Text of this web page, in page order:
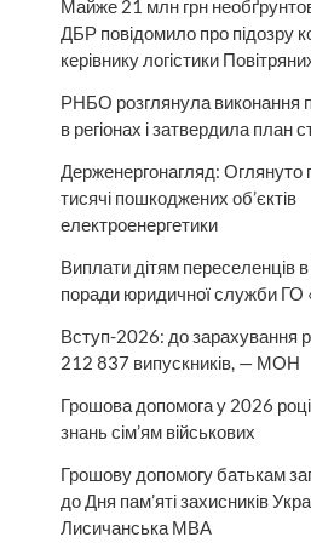
Майже 21 млн грн
ДБР повідомило про підозру
керівнику логістики
РНБО розглянула виконання
в регіонах і затвердила план
Держенергонагляд: Оглянуто
тисячі пошкоджених об’єктів
електроенергетики
Виплати дітям переселенців
поради юридичної служби ГО
Вступ-2026: до зарахування
212 837 випускників, — МОН
Грошова допомога у 2026
знань сім’ям військових
Грошову допомогу батькам
до Дня пам’яті захисників
Лисичанська МВА